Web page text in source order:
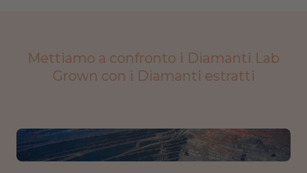
Mettiamo a confronto i Diamanti Lab
Grown con i Diamanti estratti